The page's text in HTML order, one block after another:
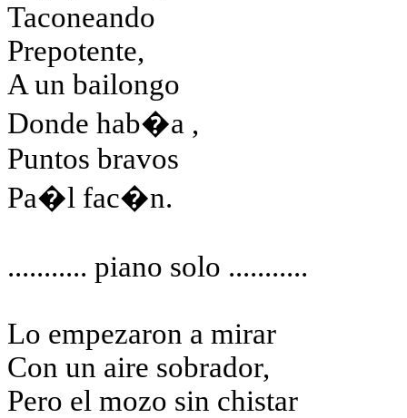
Taconeando
Prepotente,
A un bailongo
Donde hab�a ,
Puntos bravos
Pa�l fac�n.
........... piano solo ...........
Lo empezaron a mirar
Con un aire sobrador,
Pero el mozo sin chistar